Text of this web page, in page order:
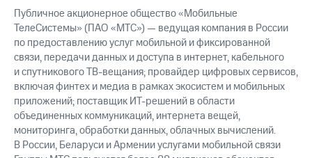
Рынок
акций
Описание
Программа
приобретения
Порядок
выкупа
акций
Дивиденды
Рынок
облигаций
Публичное акционерное общество «Мобильные
ТелеСистемы» (ПАО «МТС») — ведущая компания в России
по предоставлению услуг мобильной и фиксированной
связи, передачи данных и доступа в интернет, кабельного
и спутникового ТВ-вещания; провайдер цифровых сервисов,
включая финтех и медиа в рамках экосистем и мобильных
приложений; поставщик ИТ-решений в области
объединенных коммуникаций, интернета вещей,
мониторинга, обработки данных, облачных вычислений.
В России, Беларуси и Армении услугами мобильной связи